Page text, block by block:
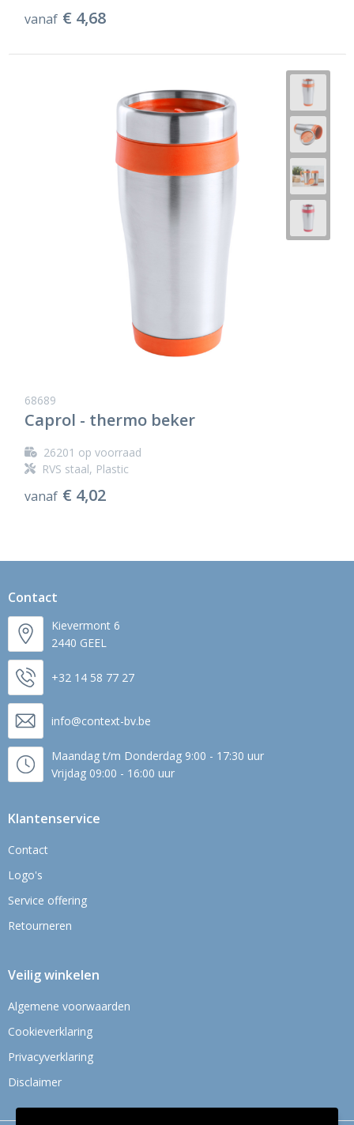
vanaf € 4,68
68689
Caprol - thermo beker
26201 op voorraad
RVS staal, Plastic
vanaf € 4,02
Contact
Kievermont 6
2440 GEEL
+32 14 58 77 27
info@context-bv.be
Maandag t/m Donderdag 9:00 - 17:30 uur
Vrijdag 09:00 - 16:00 uur
Klantenservice
Contact
Logo's
Service offering
Retourneren
Veilig winkelen
Algemene voorwaarden
Cookieverklaring
Privacyverklaring
Disclaimer